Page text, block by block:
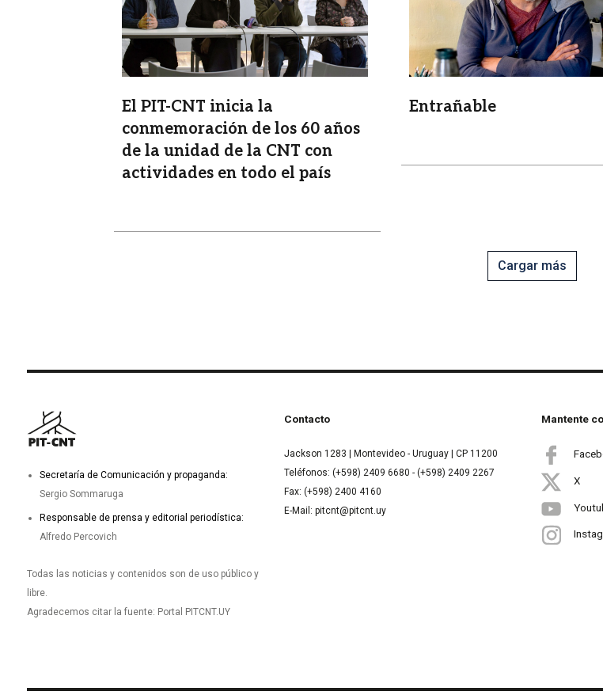
El PIT-CNT inicia la
conmemoración de los 60 años
de la unidad de la CNT con
actividades en todo el país
Entrañable
Cargar más
Secretaría de Comunicación y propaganda:
Sergio Sommaruga
Responsable de prensa y editorial periodística:
Alfredo Percovich
Todas las noticias y contenidos son de uso público y
libre.
Agradecemos citar la fuente: Portal PITCNT.UY
Contacto
Jackson 1283 | Montevideo - Uruguay | CP 11200
Teléfonos: (+598) 2409 6680 - (+598) 2409 2267
Fax: (+598) 2400 4160
E-Mail: pitcnt@pitcnt.uy
Mantente
X